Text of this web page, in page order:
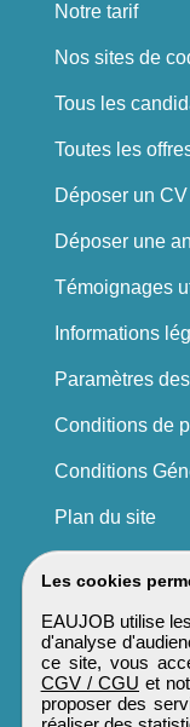
Les cookies
EAUJOB utilise
d'analyse
ce site, vous
CGV / CGU et
proposer des
Notre tarif
Nos sites de
Tous les
Toutes les
Déposer un CV
Déposer une
Témoignages
Informations
Paramètres
Conditions de
Conditions
Plan du site